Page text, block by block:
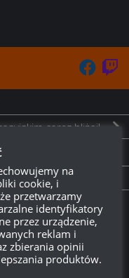
coraz bliżej!
premium
na
cookie, i
przetwarzamy
identyfikatory
przez urządzenie,
reklam i
zbierania opinii
produktów.